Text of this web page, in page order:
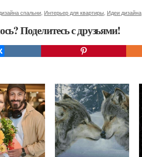
спальни Интерьер для квартиры Идеи дизайна
Поделитесь с друзьями!